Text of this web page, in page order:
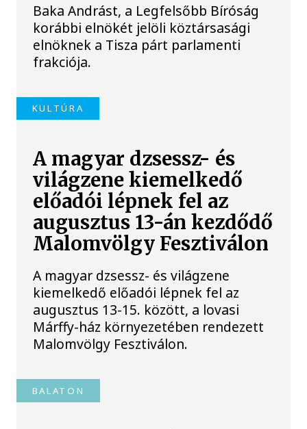
Baka Andrást, a Legfelsőbb Bíróság
korábbi elnökét jelöli köztársasági
elnöknek a Tisza párt parlamenti
frakciója.
KULTÚRA
A magyar dzsessz- és
világzene kiemelkedő
előadói lépnek fel az
augusztus 13-án kezdődő
Malomvölgy Fesztiválon
A magyar dzsessz- és világzene
kiemelkedő előadói lépnek fel az
augusztus 13-15. között, a lovasi
Márffy-ház környezetében rendezett
Malomvölgy Fesztiválon.
BALATON